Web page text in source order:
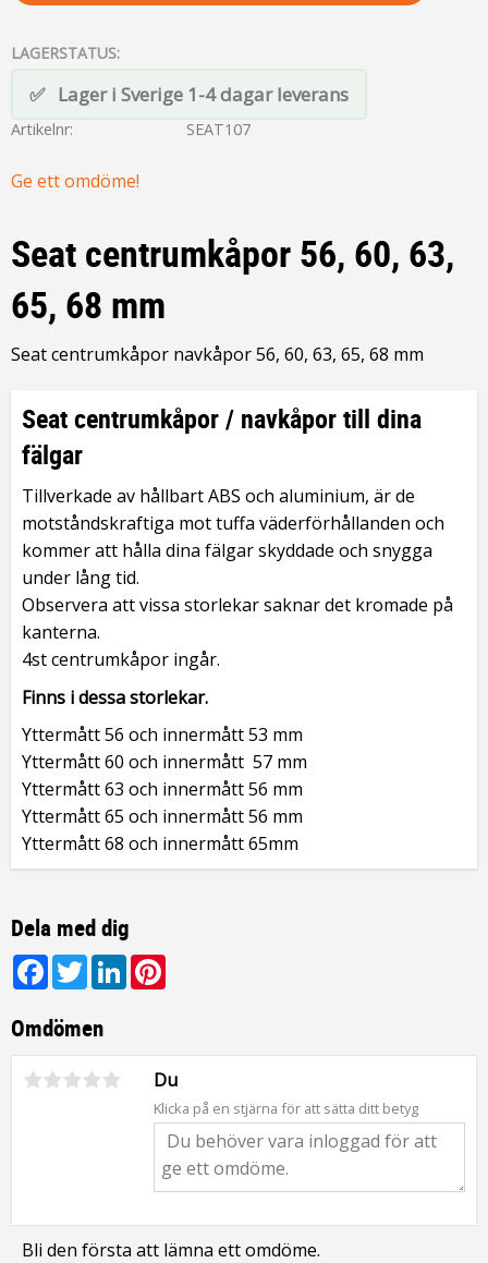
LAGERSTATUS
Lager i Sverige 1-4 dagar leverans
Artikelnr SEAT107
Ge ett omdöme!
Seat centrumkåpor 56, 60, 63,
65, 68 mm
Seat centrumkåpor navkåpor 56, 60, 63, 65, 68 mm
Seat centrumkåpor / navkåpor till dina
fälgar
Tillverkade av hållbart ABS och aluminium, är de
motståndskraftiga mot tuffa väderförhållanden och
kommer att hålla dina fälgar skyddade och snygga
under lång tid.
Observera att vissa storlekar saknar det kromade på
kanterna.
4st centrumkåpor ingår.
Finns i dessa storlekar.
Yttermått 56 och innermått 53 mm
Yttermått 60 och innermått 57 mm
Yttermått 63 och innermått 56 mm
Yttermått 65 och innermått 56 mm
Yttermått 68 och innermått 65mm
Dela med dig
Facebook
TwitterLinkedIn
Omdömen
Du
Klicka på en stjärna för att sätta ditt betyg
Bli den första att lämna ett omdöme.